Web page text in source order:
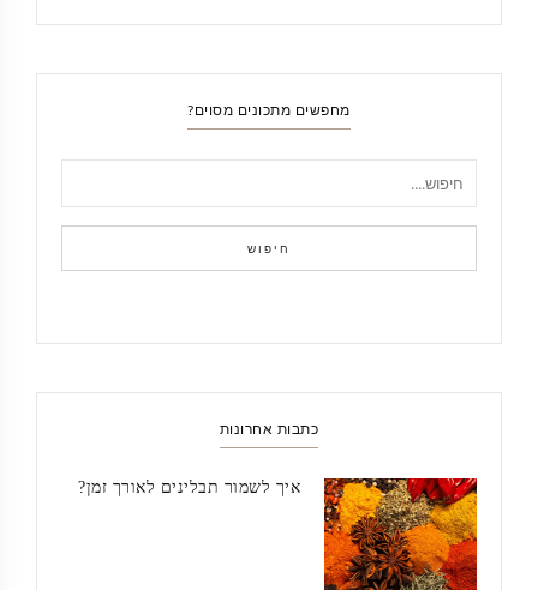
מחפשים מתכונים מסוים?
חיפוש
כתבות אחרונות
איך לשמור תבלינים לאורך זמן?